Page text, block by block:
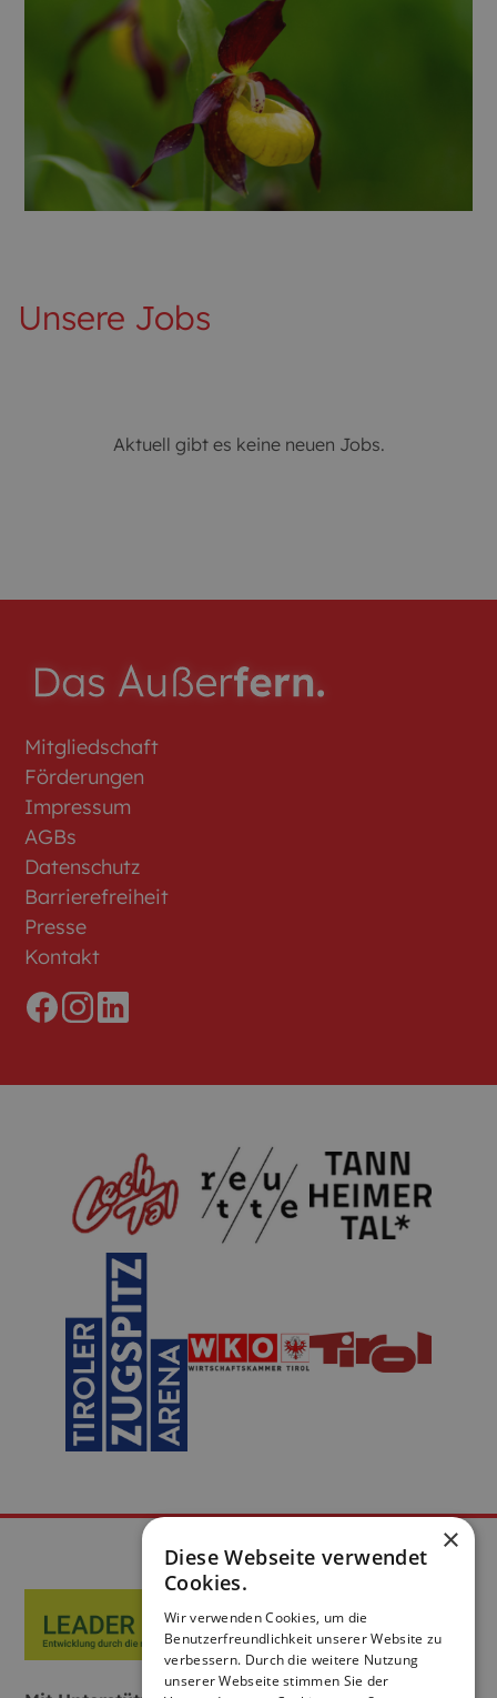
Unsere Jobs
Aktuell gibt es keine neuen Jobs.
Mitgliedschaft
Förderungen
Impressum
AGBs
Datenschutz
Barrierefreiheit
Presse
Kontakt
×
Diese Webseite verwendet
Cookies.
Wir verwenden Cookies, um die
Benutzerfreundlichkeit unserer Website zu
verbessern. Durch die weitere Nutzung
unserer Webseite stimmen Sie der